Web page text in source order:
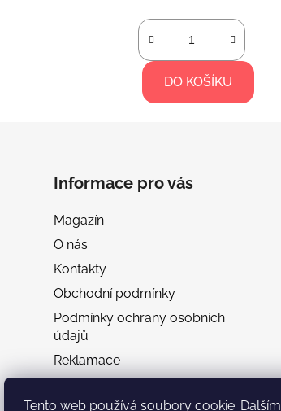
Tento web používá soubory cookie. Dalším
DO KOŠÍKU
Informace pro vás
Magazín
O nás
Kontakty
Obchodní podmínky
Podmínky ochrany osobních
údajů
Reklamace